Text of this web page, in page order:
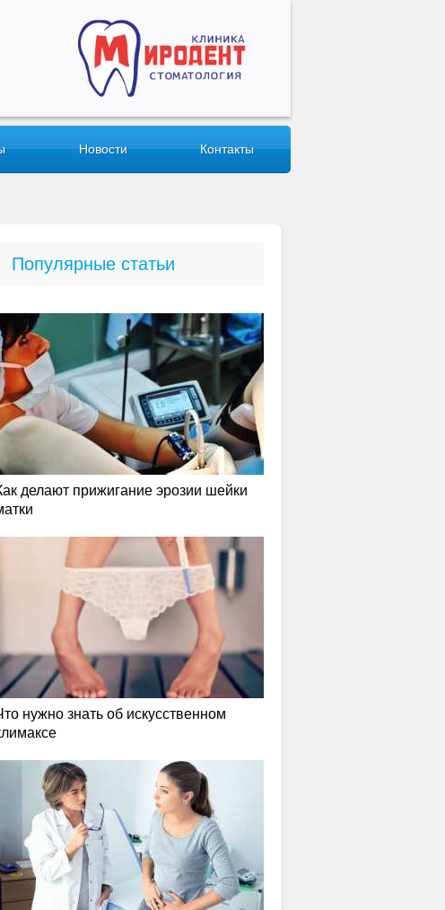
Новости Контакты
Популярные статьи
делают прижигание эрозии шейки
нужно знать об искусственном